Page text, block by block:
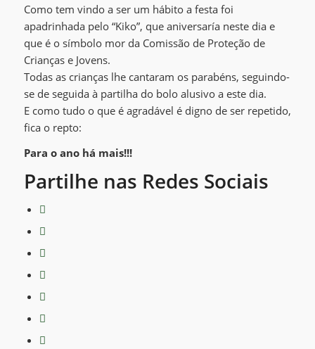
Como tem vindo a ser um hábito a festa foi
apadrinhada pelo “Kiko”, que aniversaría neste dia e
que é o símbolo mor da Comissão de Proteção de
Crianças e Jovens.
Todas as crianças lhe cantaram os parabéns, seguindo-
se de seguida à partilha do bolo alusivo a este dia.
E como tudo o que é agradável é digno de ser repetido,
fica o repto:
Para o ano há mais!!!
Partilhe nas Redes Sociais